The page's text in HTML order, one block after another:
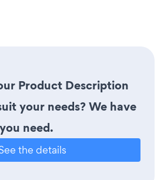
Product Description
your needs? We have
need.
the details